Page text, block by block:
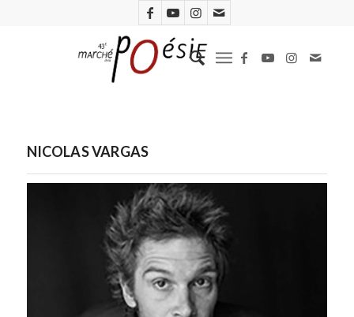
NICOLAS VARGAS
Nicolas Vargas. Photo Dirk Skiba